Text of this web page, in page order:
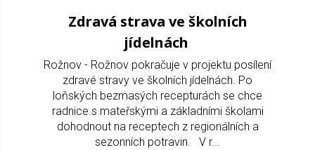
Zdravá strava ve školních
jídelnách
Rožnov - Rožnov pokračuje v projektu posílení
zdravé stravy ve školních jídelnách. Po
loňských bezmasých recepturách se chce
radnice s mateřskými a základními školami
dohodnout na receptech z regionálních a
sezonních potravin. V r...